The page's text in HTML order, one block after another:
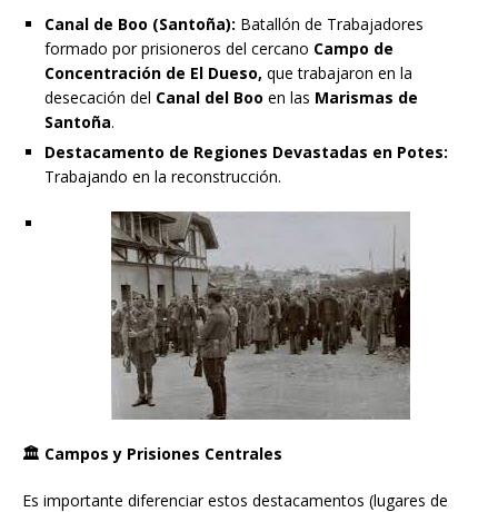
Canal de Boo (Santoña): Batallón de Trabajadores
formado por prisioneros del cercano Campo de
Concentración de El Dueso, que trabajaron en la
desecación del Canal del Boo en las Marismas de
Santoña.
Destacamento de Regiones Devastadas en Potes:
Trabajando en la reconstrucción.
🏛️ Campos y Prisiones Centrales
Es importante diferenciar estos destacamentos (lugares de